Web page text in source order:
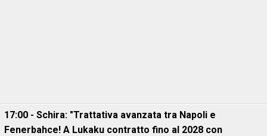
17:00 - Schira: "Trattativa avanzata tra Napoli e
Fenerbahce! A Lukaku contratto fino al 2028 con